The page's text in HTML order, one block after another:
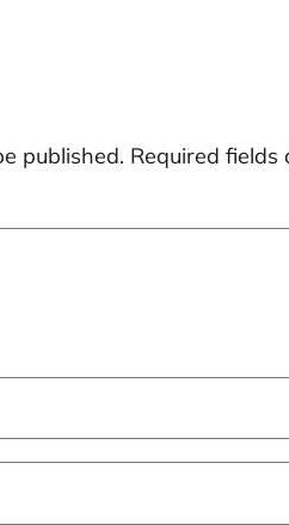
published. Required fields